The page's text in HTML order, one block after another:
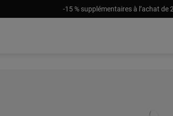
-15 % supplémentaires à l’achat